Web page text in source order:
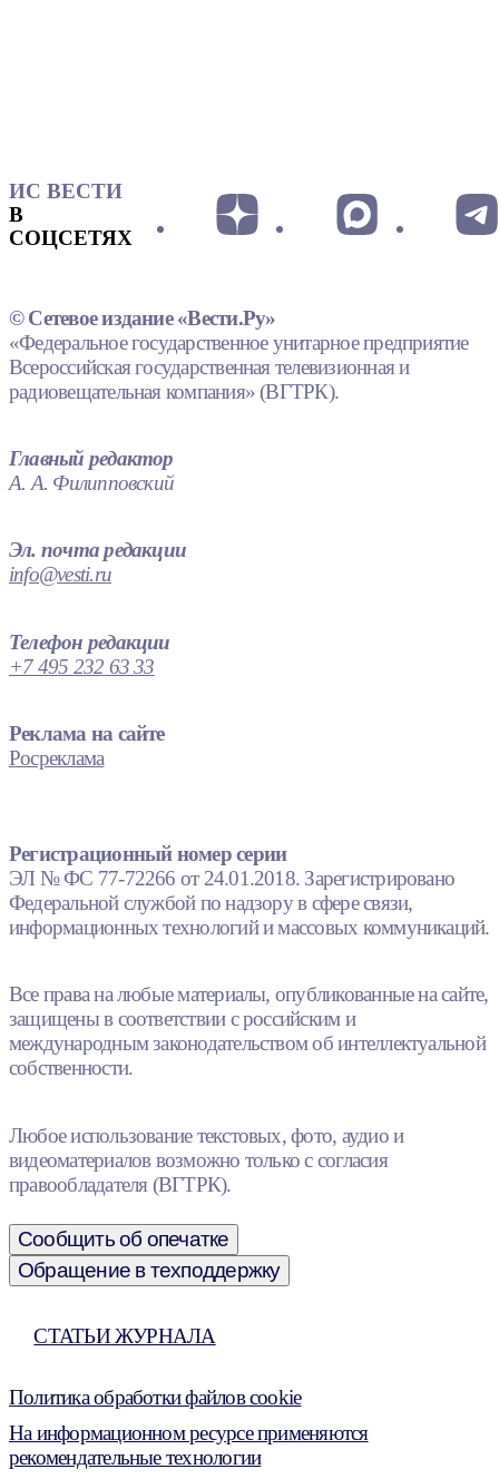
ИС ВЕСТИ
В
СОЦСЕТЯХ
© Сетевое издание «Вести.Ру»
«Федеральное государственное унитарное предприятие
Всероссийская государственная телевизионная и
радиовещательная компания» (ВГТРК).
Главный редактор
А. А. Филипповский
Эл. почта редакции
info@vesti.ru
Телефон редакции
+7 495 232 63 33
Реклама на сайте
Росреклама
Регистрационный номер серии
ЭЛ № ФС 77-72266 от 24.01.2018. Зарегистрировано
Федеральной службой по надзору в сфере связи,
информационных технологий и массовых коммуникаций.
Все права на любые материалы, опубликованные на сайте,
защищены в соответствии с российским и
международным законодательством об интеллектуальной
собственности.
Любое использование текстовых, фото, аудио и
видеоматериалов возможно только с согласия
правообладателя (ВГТРК).
Сообщить об опечатке
Обращение в техподдержку
СТАТЬИ ЖУРНАЛА
Политика обработки файлов cookie
На информационном ресурсе применяются
рекомендательные технологии